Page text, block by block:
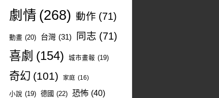
劇情 (268) 動作 (71)
動畫 (20) 台灣 (31) 同志 (71)
喜劇 (154) 城市畫報 (19)
奇幻 (101) 家庭 (16)
小說 (19) 德國 (22) 恐怖 (40)